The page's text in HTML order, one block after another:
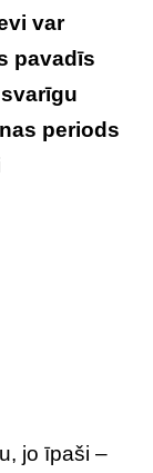
var
pavadīs
periods
jo īpaši –